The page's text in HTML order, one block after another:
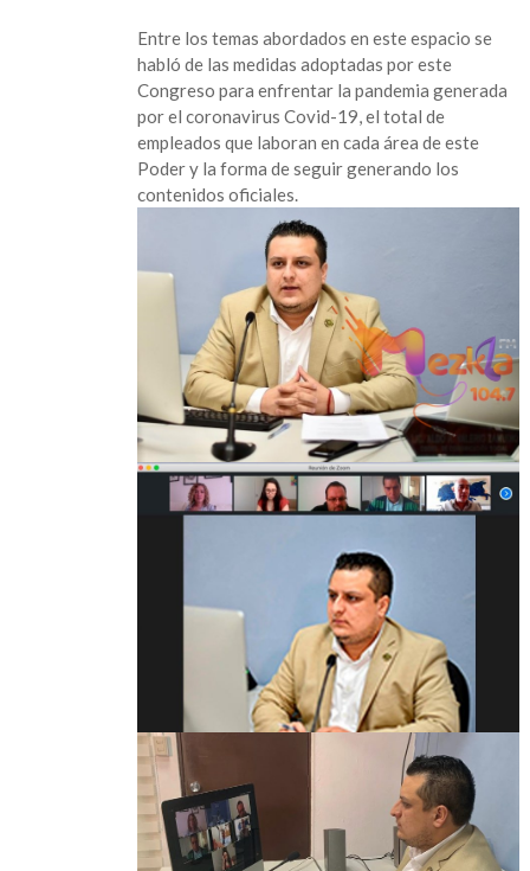
Entre los temas abordados en este espacio se
habló de las medidas adoptadas por este
Congreso para enfrentar la pandemia generada
por el coronavirus Covid-19, el total de
empleados que laboran en cada área de este
Poder y la forma de seguir generando los
contenidos oficiales.